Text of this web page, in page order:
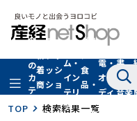
全
の
カ
テ
リ
着
商
品
フ
ッ
シ
ョ
ン
フ
ァ
シ
ョ
ン
小
ム・
イン
テリ
ア
グル
食
品・
ドリ
ンク
家
電・
オー
ディ
オ
書
籍・
音楽
TOP 検索結果一覧